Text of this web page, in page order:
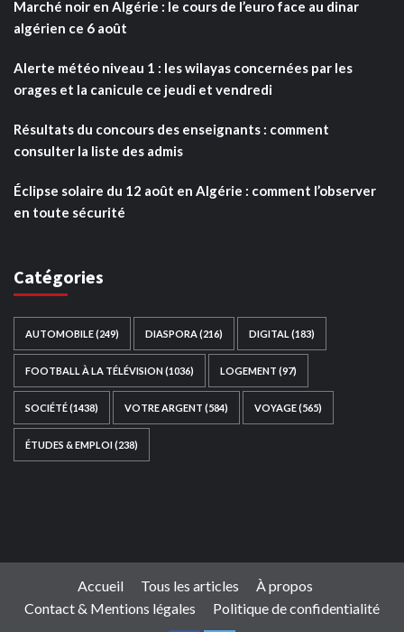
Marché noir en Algérie : le cours de l’euro face au dinar
algérien ce 6 août
Alerte météo niveau 1 : les wilayas concernées par les
orages et la canicule ce jeudi et vendredi
Résultats du concours des enseignants : comment
consulter la liste des admis
Éclipse solaire du 12 août en Algérie : comment l’observer
en toute sécurité
Catégories
AUTOMOBILE(249) DIASPORA (216) DIGITAL (183)
FOOTBALL À LA TÉLÉVISION(1036) LOGEMENT (97)
SOCIÉTÉ(1438) VOTRE ARGENT (584) VOYAGE(565)
ÉTUDES & EMPLOI(238)
Accueil Tous les articles
À propos
Contact & Mentions légales
Politique de confidentialité